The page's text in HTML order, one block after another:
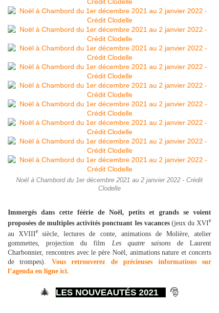
Noël à Chambord du 1er décembre 2021 au 2 janvier 2022 - Crédit
Clodelle
Immergés dans cette féérie de Noël, petits et grands se voient
proposées de multiples activités ponctuant les vacances (jeux du XVIe
au XVIIIe siècle, lectures de conte, animations de Molière, atelier
gommettes, projection du film Les quatre saisonsde Laurent
Charbonnier, rencontres avec le père Noël, animations nature et concerts
de trompes). Vous retrouverez de précieuses informations sur
l’agenda en ligne ici.
🎄 LES NOUVEAUTÉS 2021 🎅